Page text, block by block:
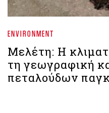
ENVIRONMENT
Μελέτη: Η
τη γεωγραφική
πεταλούδων